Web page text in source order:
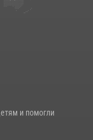
и помогли